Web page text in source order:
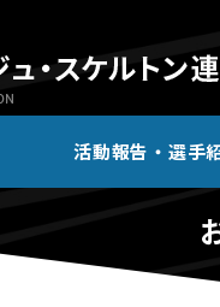
活動報告・選手